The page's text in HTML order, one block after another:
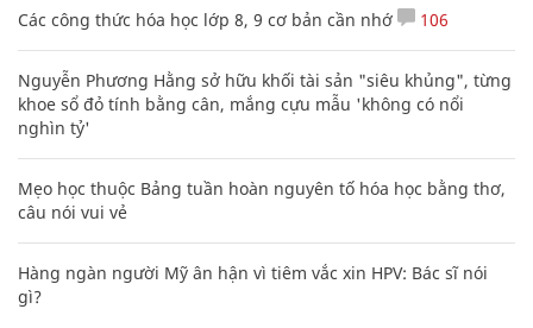
Các công thức hóa học lớp 8, 9 cơ bản cần nhớ 106
Nguyễn Phương Hằng sở hữu khối tài sản "siêu khủng", từng
khoe sổ đỏ tính bằng cân, mắng cựu mẫu 'không có nổi
nghìn tỷ'
Mẹo học thuộc Bảng tuần hoàn nguyên tố hóa học bằng thơ,
câu nói vui vẻ
Hàng ngàn người Mỹ ân hận vì tiêm vắc xin HPV: Bác sĩ nói
gì?